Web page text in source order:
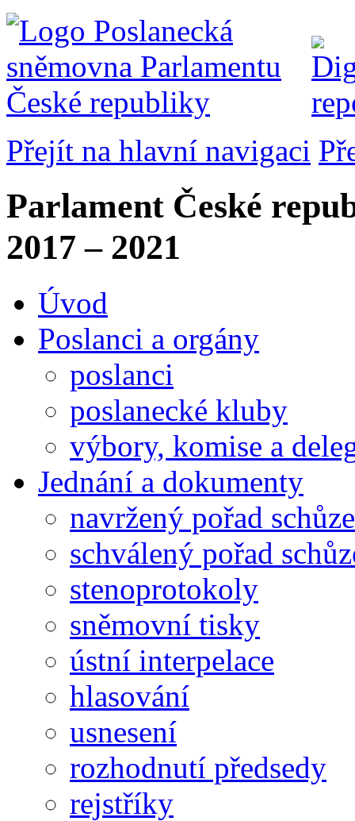
Přejít na hlavní navigaci
Parlament České
2017 – 2021
Úvod
Poslanci a orgány
poslanci
poslanecké kluby
výbory, komise a
Jednání a dokumenty
navržený pořad schůze
schválený pořad
stenoprotokoly
sněmovní tisky
ústní interpelace
hlasování
usnesení
rozhodnutí předsedy
rejstříky